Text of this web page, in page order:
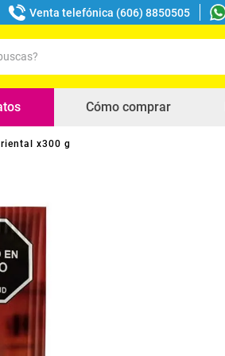
Venta telefónica (606) 8850505
Cómo comprar
x300 g
buscados